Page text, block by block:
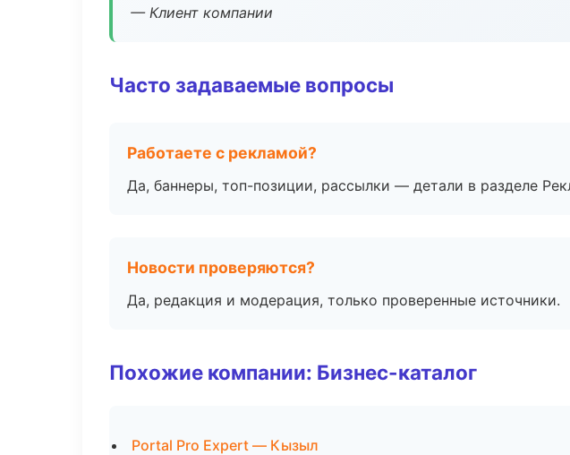
— Клиент компании
Часто задаваемые вопросы
Работаете с рекламой?
Да, баннеры, топ-позиции, рассылки — детали в разделе
Новости проверяются?
Да, редакция и модерация, только проверенные источники.
Похожие компании: Бизнес-каталог
Portal Pro Expert — Кызыл